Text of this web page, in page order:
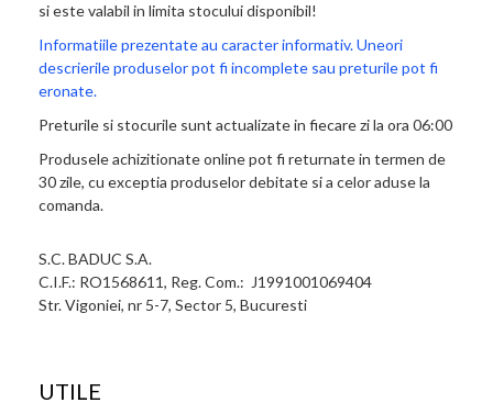
si este valabil in limita stocului disponibil!
Informatiile prezentate au caracter informativ. Uneori
descrierile produselor pot fi incomplete sau preturile pot fi
eronate.
Preturile si stocurile sunt actualizate in fiecare zi la ora 06:00
Produsele achizitionate online pot fi returnate in termen de
30 zile, cu exceptia produselor debitate si a celor aduse la
comanda.
S.C. BADUC S.A.
C.I.F.: RO1568611, Reg. Com.: J1991001069404
Str. Vigoniei, nr 5-7, Sector 5, Bucuresti
UTILE